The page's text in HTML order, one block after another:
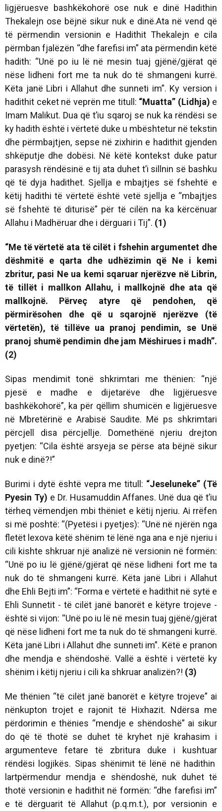
ligjëruesve bashkëkohorë ose nuk e dinë Hadithin
Thekalejn ose bëjnë sikur nuk e dinë.Ata në vend që
të përmendin versionin e Hadithit Thekalejn e cila
përmban fjalëzën “dhe farefisi im” ata përmendin këtë
hadith: “Unë po iu lë në mesin tuaj gjënë/gjërat që
nëse lidheni fort me ta nuk do të shmangeni kurrë.
Këta janë Libri i Allahut dhe sunneti im”. Ky version i
hadithit ceket në veprën me titull: “Muatta” (Lidhja) e
Imam Malikut. Dua që t’iu sqaroj se nuk ka rëndësi se
ky hadith është i vërtetë duke u mbështetur në tekstin
dhe përmbajtjen, sepse në zixhirin e hadithit gjenden
shkëputje dhe dobësi. Në këtë kontekst duke patur
parasysh rëndësinë e tij ata duhet t’i sillnin së bashku
që të dyja hadithet. Sjellja e mbajtjes së fshehtë e
këtij hadithi të vërtetë është vetë sjellja e “mbajtjes
së fshehtë të diturisë” për të cilën na ka kërcënuar
Allahu i Madhëruar dhe i dërguari i Tij”. (1)
“Me të vërtetë ata të cilët i fshehin argumentet dhe
dëshmitë e qarta dhe udhëzimin që Ne i kemi
zbritur, pasi Ne ua kemi sqaruar njerëzve në Librin,
të tillët i mallkon Allahu, i mallkojnë dhe ata që
mallkojnë. Përveç atyre që pendohen, që
përmirësohen dhe që u sqarojnë njerëzve (të
vërtetën), të tillëve ua pranoj pendimin, se Unë
pranoj shumë pendimin dhe jam Mëshirues i madh”.
(2)
Sipas mendimit tonë shkrimtari me thënien: “një
pjesë e madhe e dijetarëve dhe ligjëruesve
bashkëkohorë”, ka për qëllim shumicën e ligjëruesve
në Mbretërinë e Arabisë Saudite. Më ps shkrimtari
përcjell disa përcjellje. Domethënë njeriu drejton
pyetjen: “Cila është arsyeja se përse ata bëjnë sikur
nuk e dinë?!”
Burimi i dytë është vepra me titull: “Jeseluneke” (Të
Pyesin Ty) e Dr. Husamuddin Affanes. Unë dua që t’iu
tërheq vëmendjen mbi thëniet e këtij njeriu. Ai rrëfen
si më poshtë: “(Pyetësi i pyetjes): “Unë në njërën nga
fletët lexova këtë shënim të lënë nga ana e një njeriu i
cili kishte shkruar një analizë në versionin në formën:
“Unë po iu lë gjënë/gjërat që nëse lidheni fort me ta
nuk do të shmangeni kurrë. Këta janë Libri i Allahut
dhe Ehli Bejti im”: “Forma e vërtetë e hadithit në sytë e
Ehli Sunnetit - të cilët janë banorët e këtyre trojeve -
është si vijon: “Unë po iu lë në mesin tuaj gjënë/gjërat
që nëse lidheni fort me ta nuk do të shmangeni kurrë.
Këta janë Libri i Allahut dhe sunneti im”. Këtë e pranon
dhe mendja e shëndoshë. Vallë a është i vërtetë ky
shënim i këtij njeriu i cili ka shkruar analizën?! (3)
Me thënien “të cilët janë banorët e këtyre trojeve” ai
nënkupton trojet e rajonit të Hixhazit. Ndërsa me
përdorimin e thënies “mendje e shëndoshë” ai sikur
do që të thotë se duhet të kryhet një krahasim i
argumenteve fetare të zbritura duke i kushtuar
rëndësi logjikës. Sipas shënimit të lënë në hadithin
lartpërmendur mendja e shëndoshë, nuk duhet të
thotë versionin e hadithit në formën: “dhe farefisi im”
e të dërguarit të Allahut (p.q.m.t.), por versionin e